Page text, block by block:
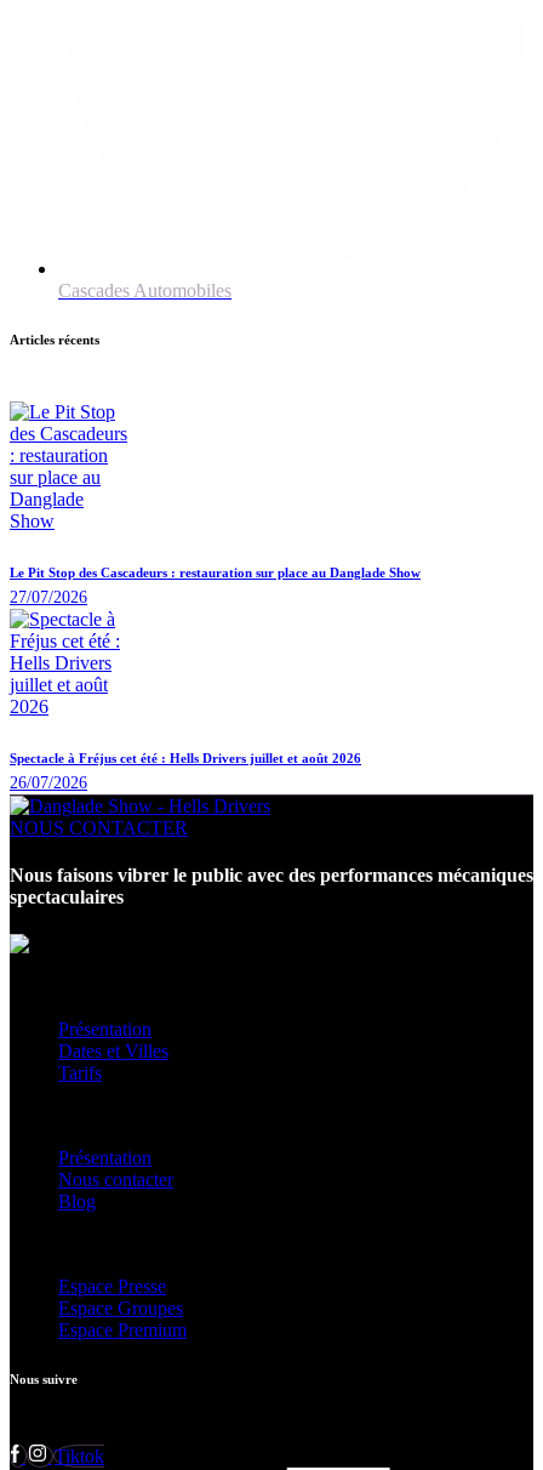
Cascades Automobiles
Articles récents
Le Pit Stop des Cascadeurs : restauration sur place au Danglade Show
27/07/2026
Spectacle à Fréjus cet été : Hells Drivers juillet et août 2026
26/07/2026
NOUS CONTACTER
Nous faisons vibrer le public avec des performances mécaniques
spectaculaires
Présentation
Dates et Villes
Tarifs
Présentation
Nous contacter
Blog
Espace Presse
Espace Groupes
Espace Premium
Nous suivre
Tiktok